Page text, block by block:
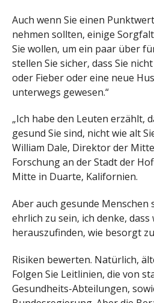
Auch wenn Sie einen
nehmen sollten, einige
Sie wollen, um ein paar über
stellen Sie sicher, dass Sie
oder Fieber oder eine neue
unterwegs gewesen.“
„Ich habe den Leuten erzählt,
gesund Sie sind, nicht wie alt
William Dale, Direktor der
Forschung an der Stadt der
Mitte in Duarte, Kalifornien.
Aber auch gesunde Menschen
ehrlich zu sein, ich denke,
herauszufinden, wie besorgt
Risiken bewerten. Natürlich,
Folgen Sie Leitlinien, die von
Gesundheits-Abteilungen,